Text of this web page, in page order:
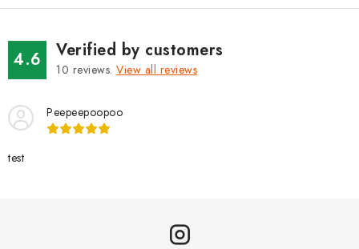
Jak na Jupiter Obchodní podmínky Kontakty
4.6 Verified by customers
10 reviews. View all reviews
Peepeepoopoo
test